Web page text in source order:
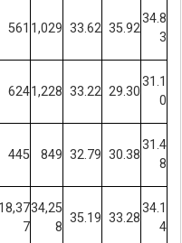
561 1,029 33.62 35.92
34.8
3
6241,228 33.22 29.30
31.1
0
445 849 32.79 30.38
31.4
8
18,37
7
34,25
8
35.19 33.28
34.1
4